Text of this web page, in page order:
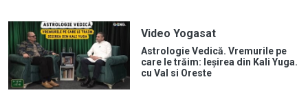
Video Yogasat
Astrologie Vedică. Vremurile pe
care le trăim: Ieșirea din Kali Yuga.
cu Val si Oreste